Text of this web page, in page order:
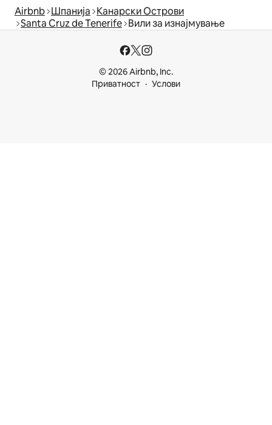
Airbnb Шпанија Канарски Острови
Santa Cruz de Tenerife Вили за изнајмување
© 2026 Airbnb, Inc.
Приватност
Услови